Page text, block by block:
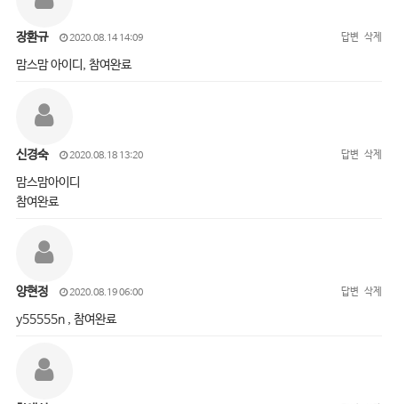
장환규 2020.08.14 14:09 답변 삭제
맘스맘 아이디, 참여완료
신경숙 2020.08.18 13:20 답변 삭제
맘스맘아이디
참여완료
양현정 2020.08.19 06:00 답변 삭제
y55555n , 참여완료